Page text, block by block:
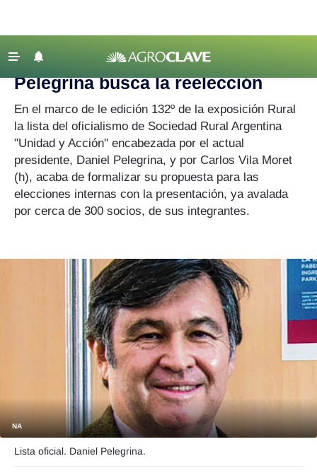
Agricultura
Ganadería
Lechería
Tecnología
Maquinaria agrícola
Agenda
Agronegocios
Seguinos
‹ VOLVER
Agroclave
Pelegrina busca la reelección
En el marco de le edición 132º de la exposición Rural
la lista del oficialismo de Sociedad Rural Argentina
"Unidad y Acción" encabezada por el actual
presidente, Daniel Pelegrina, y por Carlos Vila Moret
(h), acaba de formalizar su propuesta para las
elecciones internas con la presentación, ya avalada
por cerca de 300 socios, de sus integrantes.
NA
Lista oficial. Daniel Pelegrina.